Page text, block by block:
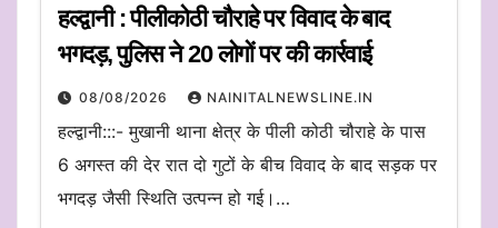
हल्द्वानी : पीलीकोठी चौराहे पर विवाद के बाद
भगदड़, पुलिस ने 20 लोगों पर की कार्रवाई
08/08/2026 NAINITALNEWSLINE.IN
हल्द्वानी:::- मुखानी थाना क्षेत्र के पीली कोठी चौराहे के पास
6 अगस्त की देर रात दो गुटों के बीच विवाद के बाद सड़क पर
भगदड़ जैसी स्थिति उत्पन्न हो गई।…